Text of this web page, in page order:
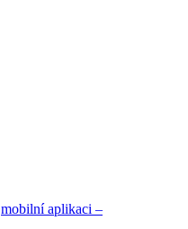
mobilní aplikaci –